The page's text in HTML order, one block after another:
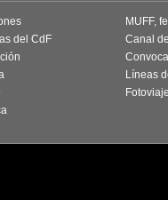
del CdF
MUFF,
Canal
Líneas